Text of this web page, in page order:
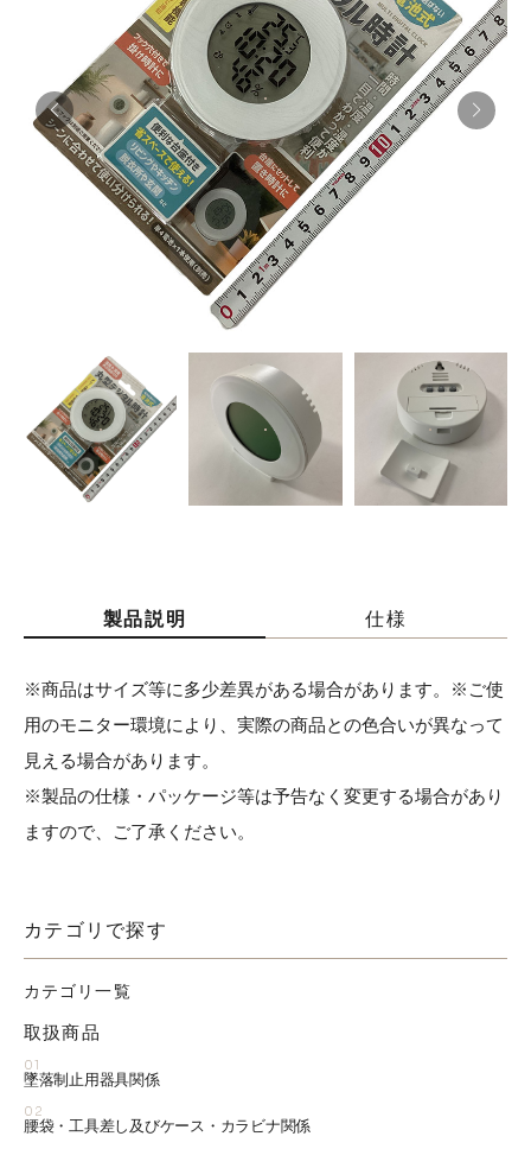
採用情報
お問い合わせはこちら
製品説明 仕様
※商品はサイズ等に多少差異がある場合があります。※ご使
用のモニター環境により、実際の商品との色合いが異なって
見える場合があります。
※製品の仕様・パッケージ等は予告なく変更する場合があり
ますので、ご了承ください。
カテゴリで探す
カテゴリ一覧
取扱商品
01
墜落制止用器具関係
02
腰袋・工具差し及びケース・カラビナ関係